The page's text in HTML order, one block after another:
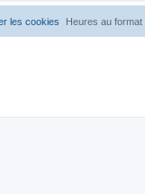
Heures au format
les cookies